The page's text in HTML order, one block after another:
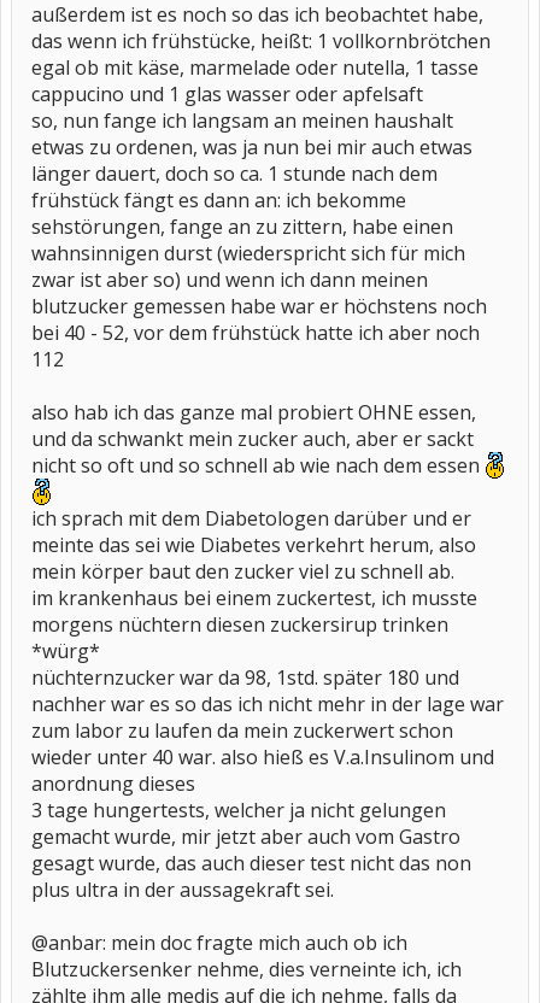
außerdem ist es noch so das ich beobachtet habe,
das wenn ich frühstücke, heißt: 1 vollkornbrötchen
egal ob mit käse, marmelade oder nutella, 1 tasse
cappucino und 1 glas wasser oder apfelsaft
so, nun fange ich langsam an meinen haushalt
etwas zu ordenen, was ja nun bei mir auch etwas
länger dauert, doch so ca. 1 stunde nach dem
frühstück fängt es dann an: ich bekomme
sehstörungen, fange an zu zittern, habe einen
wahnsinnigen durst (wiederspricht sich für mich
zwar ist aber so) und wenn ich dann meinen
blutzucker gemessen habe war er höchstens noch
bei 40 - 52, vor dem frühstück hatte ich aber noch
112
also hab ich das ganze mal probiert OHNE essen,
und da schwankt mein zucker auch, aber er sackt
nicht so oft und so schnell ab wie nach dem essen
ich sprach mit dem Diabetologen darüber und er
meinte das sei wie Diabetes verkehrt herum, also
mein körper baut den zucker viel zu schnell ab.
im krankenhaus bei einem zuckertest, ich musste
morgens nüchtern diesen zuckersirup trinken
*würg*
nüchternzucker war da 98, 1std. später 180 und
nachher war es so das ich nicht mehr in der lage war
zum labor zu laufen da mein zuckerwert schon
wieder unter 40 war. also hieß es V.a.Insulinom und
anordnung dieses
3 tage hungertests, welcher ja nicht gelungen
gemacht wurde, mir jetzt aber auch vom Gastro
gesagt wurde, das auch dieser test nicht das non
plus ultra in der aussagekraft sei.
@anbar: mein doc fragte mich auch ob ich
Blutzuckersenker nehme, dies verneinte ich, ich
zählte ihm alle medis auf die ich nehme, falls da